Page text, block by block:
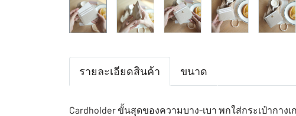
รายละเอียดสินค้า ขนาด
Cardholder ขั้นสุดของความบาง-เบา พกใส่กระเป๋ากางเ